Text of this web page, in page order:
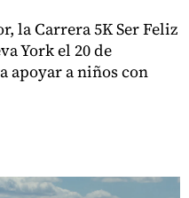
la Carrera 5K Ser Feliz
York el 20 de
apoyar a niños con